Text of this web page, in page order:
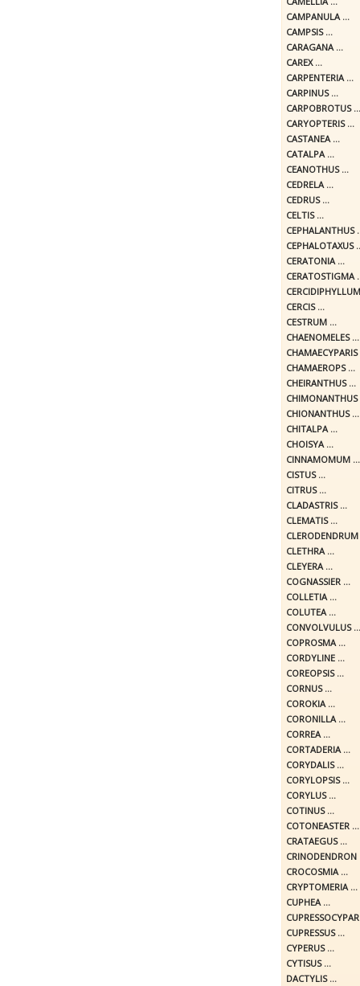
CAMPANULA ...
CAMPSIS ...
CARAGANA ...
CAREX ...
CARPENTERIA ...
CARPINUS ...
CARPOBROTUS ...
CARYOPTERIS ...
CASTANEA ...
CATALPA ...
CEANOTHUS ...
CEDRELA ...
CEDRUS ...
CELTIS ...
CEPHALANTHUS
CEPHALOTAXUS
CERATONIA ...
CERATOSTIGMA
CERCIS ...
CESTRUM ...
CHAENOMELES ...
CHAMAECYPARIS
CHAMAEROPS ...
CHEIRANTHUS ...
CHIMONANTHUS
CHIONANTHUS ...
CHITALPA ...
CHOISYA ...
CINNAMOMUM ...
CISTUS ...
CITRUS ...
CLADASTRIS ...
CLEMATIS ...
CLETHRA ...
CLEYERA ...
COGNASSIER ...
COLLETIA ...
COLUTEA ...
CONVOLVULUS ...
COPROSMA ...
CORDYLINE ...
COREOPSIS ...
CORNUS ...
COROKIA ...
CORONILLA ...
CORREA ...
CORTADERIA ...
CORYDALIS ...
CORYLOPSIS ...
CORYLUS ...
COTINUS ...
COTONEASTER ...
CRATAEGUS ...
CRINODENDRON
CROCOSMIA ...
CRYPTOMERIA ...
CUPHEA ...
CUPRESSUS ...
CYPERUS ...
CYTISUS ...
DACTYLIS ...